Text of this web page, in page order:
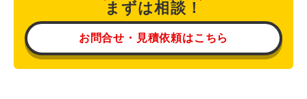
まずは相談！
お問合せ・見積依頼はこちら